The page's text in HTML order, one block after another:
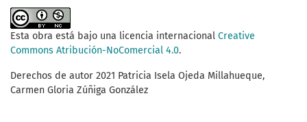
Esta obra está bajo una licencia internacional Creative
Commons Atribución-NoComercial 4.0.
Derechos de autor 2021 Patricia Isela Ojeda Millahueque,
Carmen Gloria Zúñiga González